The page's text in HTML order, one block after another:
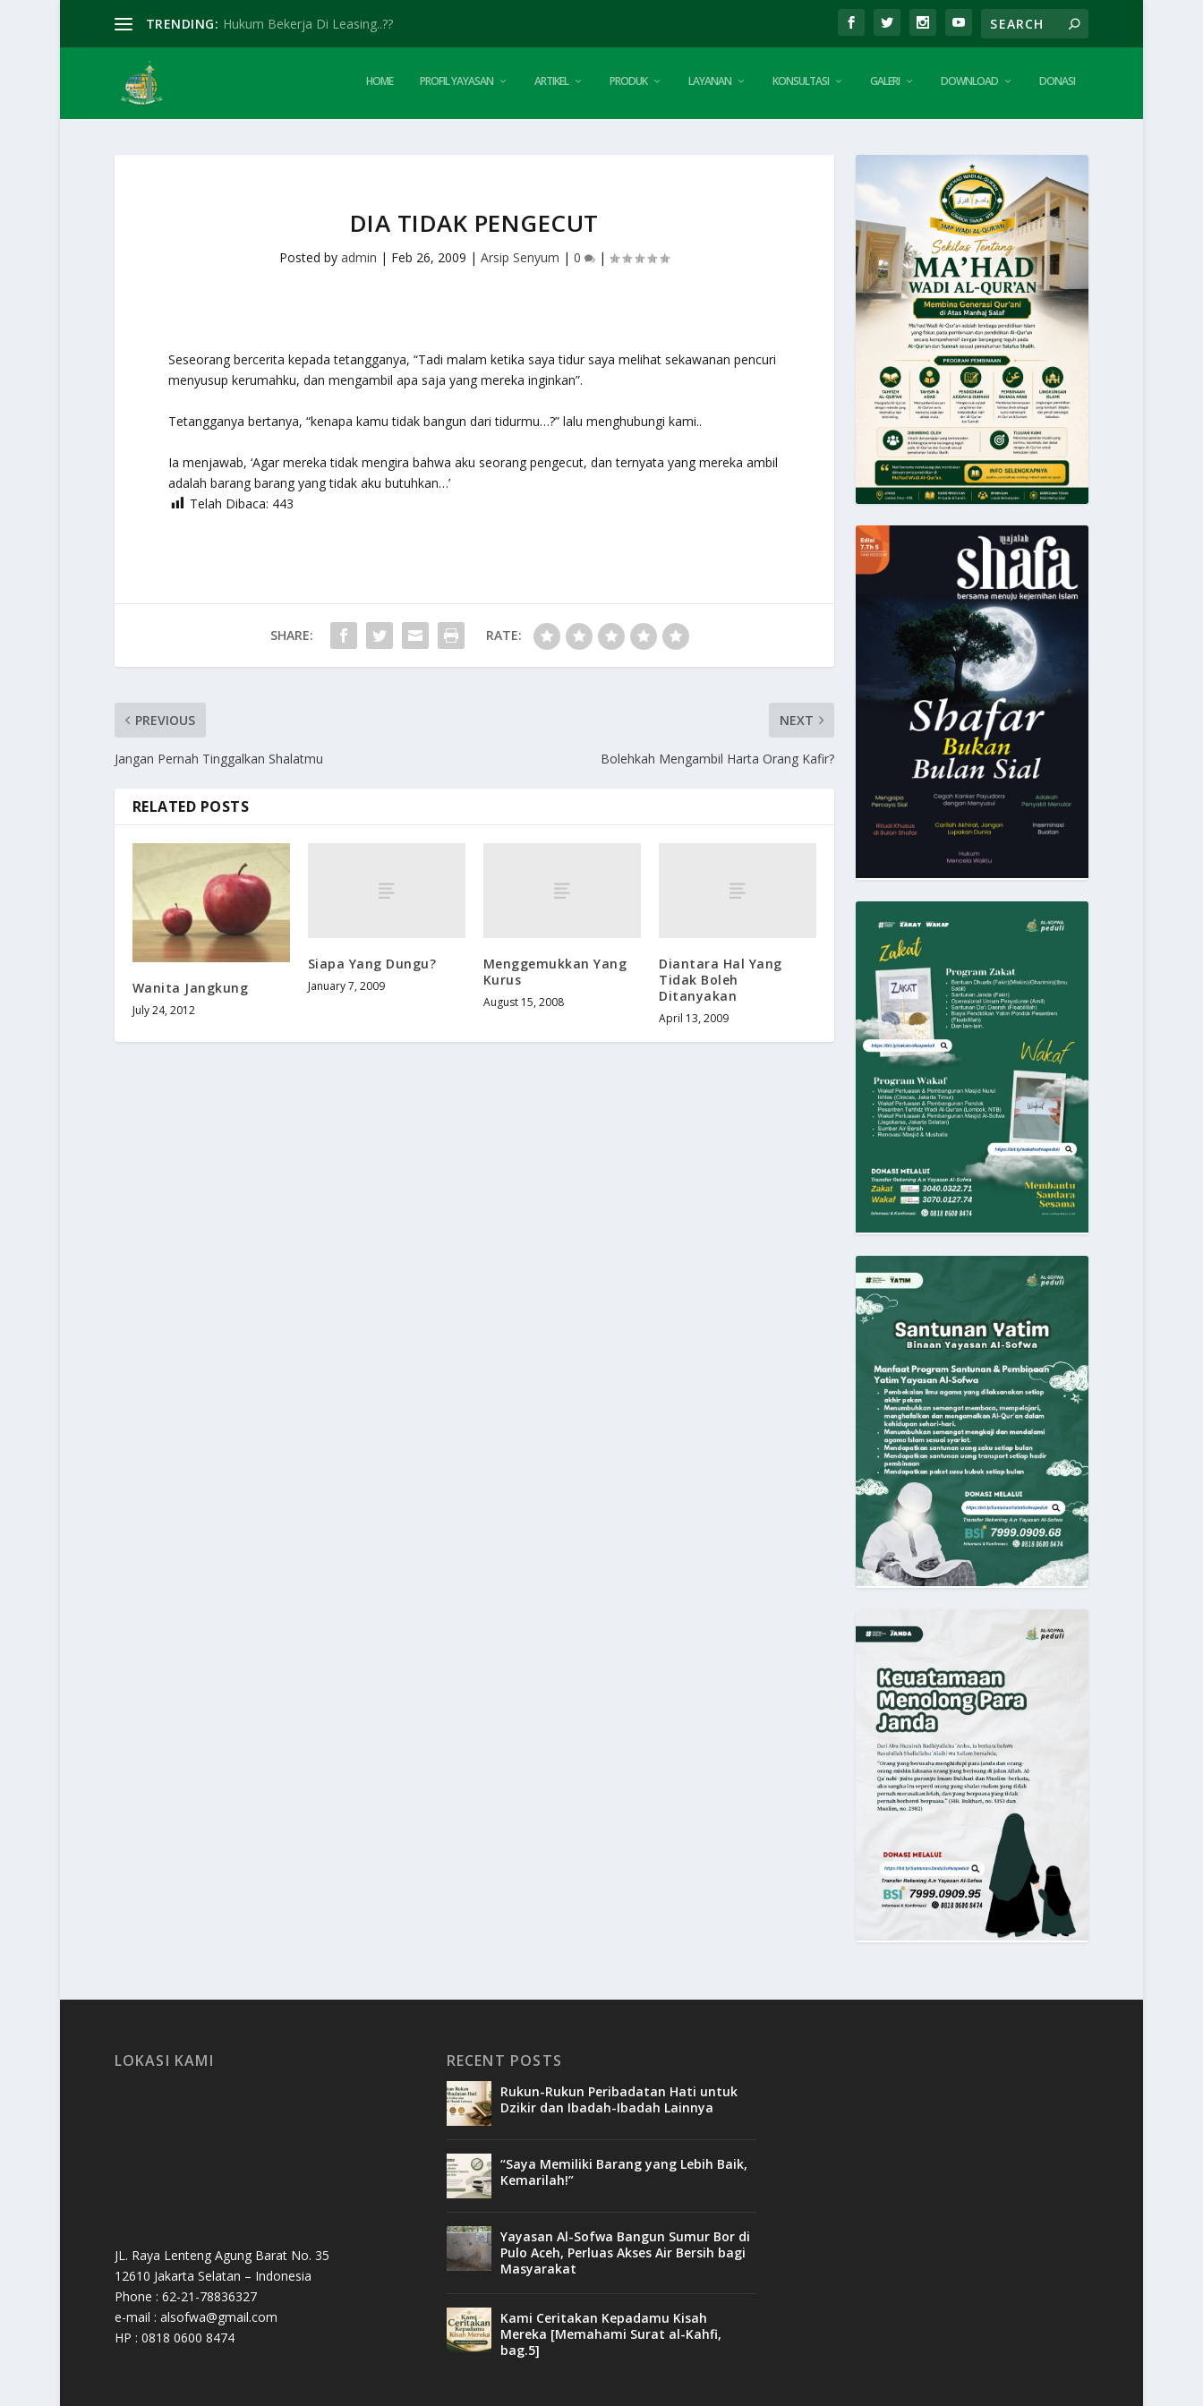
TRENDING: Hukum Bekerja Di Leasing..??
HOME PROFIL YAYASAN ARTIKEL PRODUK LAYANAN KONSULTASI GALERI DOWNLOAD DONASI
DIA TIDAK PENGECUT
Posted byadmin | Feb 26, 2009 |Arsip Senyum |0 |
Seseorang bercerita kepada tetangganya, “Tadi malam ketika saya tidur saya melihat sekawanan pencuri
menyusup kerumahku, dan mengambil apa saja yang mereka inginkan”.
Tetangganya bertanya, “kenapa kamu tidak bangun dari tidurmu…?” lalu menghubungi kami..
Ia menjawab, ‘Agar mereka tidak mengira bahwa aku seorang pengecut, dan ternyata yang mereka ambil
adalah barang barang yang tidak aku butuhkan…’
Telah Dibaca: 443
SHARE: RATE:
PREVIOUS
Jangan Pernah Tinggalkan Shalatmu
NEXT
Bolehkah Mengambil Harta Orang Kafir?
RELATED POSTS
Wanita Jangkung
July 24, 2012
Siapa Yang Dungu?
January 7, 2009
Menggemukkan Yang
Kurus
August 15, 2008
Diantara Hal Yang
Tidak Boleh
Ditanyakan
April 13, 2009
LOKASI KAMI
JL. Raya Lenteng Agung Barat No. 35
12610 Jakarta Selatan – Indonesia
Phone : 62-21-78836327
e-mail : alsofwa@gmail.com
HP : 0818 0600 8474
RECENT POSTS
Rukun-Rukun Peribadatan Hati untuk
Dzikir dan Ibadah-Ibadah Lainnya
“Saya Memiliki Barang yang Lebih Baik,
Kemarilah!”
Yayasan Al-Sofwa Bangun Sumur Bor di
Pulo Aceh, Perluas Akses Air Bersih bagi
Masyarakat
Kami Ceritakan Kepadamu Kisah
Mereka [Memahami Surat al-Kahfi,
bag.5]